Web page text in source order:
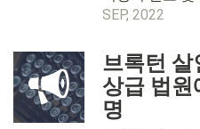
SEP, 2022
브록턴 살
상급 법원
명